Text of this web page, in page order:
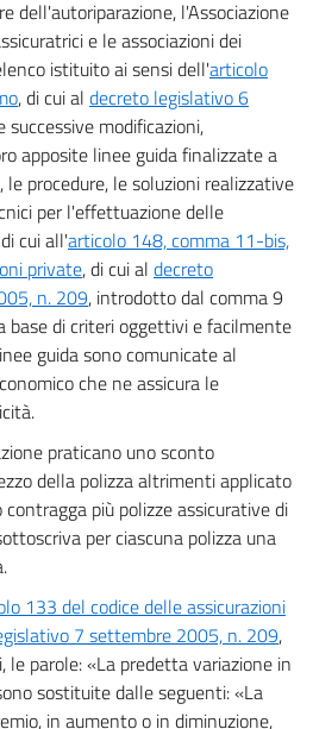
dell'autoriparazione, l'Associazione
e le associazioni dei
istituito ai sensi dell'articolo
, di cui al decreto legislativo 6
successive modificazioni,
apposite linee guida finalizzate a
procedure, le soluzioni realizzative
per l'effettuazione delle
cui all'articolo 148, comma 11-bis,
private, di cui al decreto
n. 209, introdotto dal comma 9
base di criteri oggettivi e facilmente
guida sono comunicate al
che ne assicura le
praticano uno sconto
della polizza altrimenti applicato
più polizze assicurative di
per ciascuna polizza una
133 del codice delle assicurazioni
7 settembre 2005, n. 209,
le parole: «La predetta variazione in
sostituite dalle seguenti: «La
in aumento o in diminuzione,